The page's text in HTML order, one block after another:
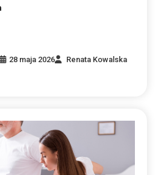
28 maja 2026 Renata Kowalska